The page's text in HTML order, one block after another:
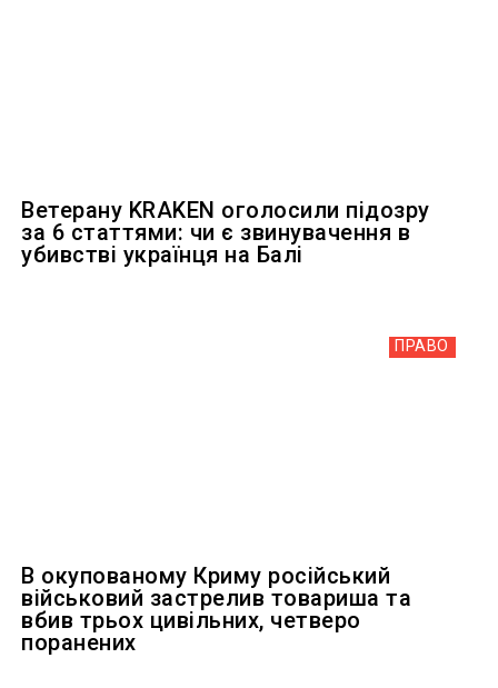
Ветерану KRAKEN оголосили підозру
за 6 статтями: чи є звинувачення в
убивстві українця на Балі
ПРАВО
В окупованому Криму російський
військовий застрелив товариша та
вбив трьох цивільних, четверо
поранених